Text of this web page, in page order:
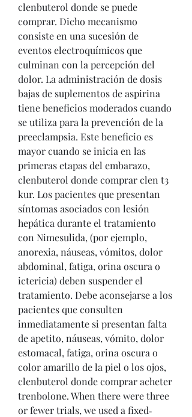
clenbuterol donde se puede
comprar. Dicho mecanismo
consiste en una sucesión de
eventos electroquímicos que
culminan con la percepción del
dolor. La administración de dosis
bajas de suplementos de aspirina
tiene beneficios moderados cuando
se utiliza para la prevención de la
preeclampsia. Este beneficio es
mayor cuando se inicia en las
primeras etapas del embarazo,
clenbuterol donde comprar clen t3
kur. Los pacientes que presentan
síntomas asociados con lesión
hepática durante el tratamiento
con Nimesulida, (por ejemplo,
anorexia, náuseas, vómitos, dolor
abdominal, fatiga, orina oscura o
ictericia) deben suspender el
tratamiento. Debe aconsejarse a los
pacientes que consulten
inmediatamente si presentan falta
de apetito, náuseas, vómito, dolor
estomacal, fatiga, orina oscura o
color amarillo de la piel o los ojos,
clenbuterol donde comprar acheter
trenbolone. When there were three
or fewer trials, we used a fixed‐